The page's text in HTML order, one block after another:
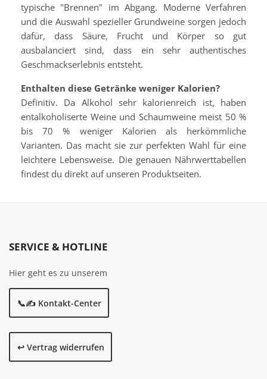
typische "Brennen" im Abgang. Moderne Verfahren
und die Auswahl spezieller Grundweine sorgen jedoch
dafür, dass Säure, Frucht und Körper so gut
ausbalanciert sind, dass ein sehr authentisches
Geschmackserlebnis entsteht.
Enthalten diese Getränke weniger Kalorien?
Definitiv. Da Alkohol sehr kalorienreich ist, haben
entalkoholiserte Weine und Schaumweine meist 50 %
bis 70 % weniger Kalorien als herkömmliche
Varianten. Das macht sie zur perfekten Wahl für eine
leichtere Lebensweise. Die genauen Nährwerttabellen
findest du direkt auf unseren Produktseiten.
SERVICE & HOTLINE
Hier geht es zu unserem
📞✍️ Kontakt-Center
↩️ Vertrag widerrufen